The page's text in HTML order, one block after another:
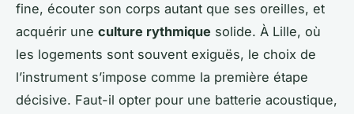
fine, écouter son corps autant que ses oreilles, et
acquérir une culture rythmique solide. À Lille, où
les logements sont souvent exiguës, le choix de
l’instrument s’impose comme la première étape
décisive. Faut-il opter pour une batterie acoustique,